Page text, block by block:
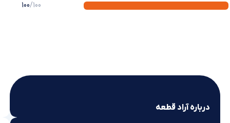
100/100
درباره آراد قطعه